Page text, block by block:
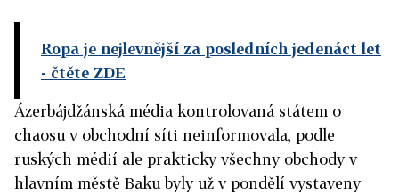
Ropa je nejlevnější za posledních jedenáct let
- čtěte ZDE
Ázerbájdžánská média kontrolovaná státem o
chaosu v obchodní síti neinformovala, podle
ruských médií ale prakticky všechny obchody v
hlavním městě Baku byly už v pondělí vystaveny